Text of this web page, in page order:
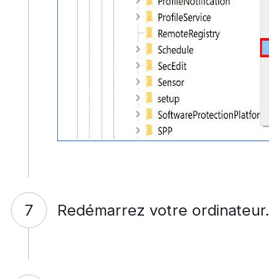
Redémarrez votre ordinateur.